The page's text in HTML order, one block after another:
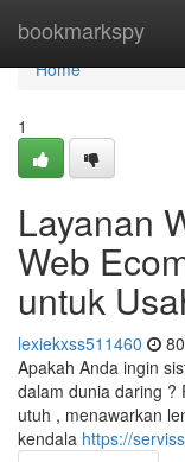
bookmarkspy
Home
Home
1
Layanan
Web
untuk
lexiekxss511460
Apakah Anda ingin
dalam dunia daring ?
utuh , menawarkan
kendala https://